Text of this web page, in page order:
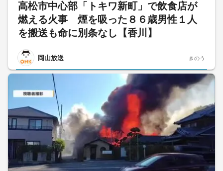
高松市中心部「トキワ新町」で飲食店が
燃える火事 煙を吸った８６歳男性１人
を搬送も命に別条なし【香川】
岡山放送 きのう